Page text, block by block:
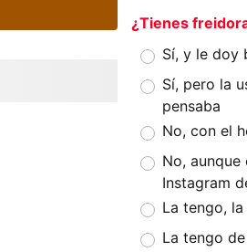
¿Tienes
Sí, y le doy
Sí, pero la
pensaba
No, con el
No,
Instagram
La tengo,
La tengo